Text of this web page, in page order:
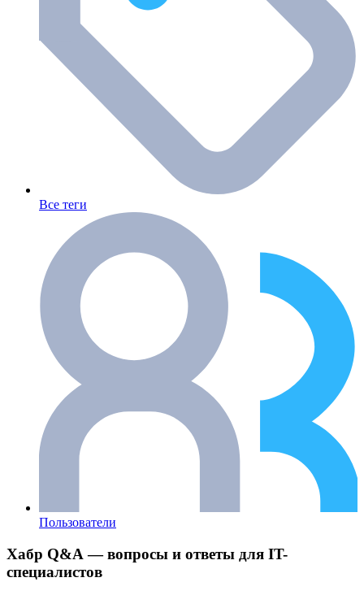
Все теги
Пользователи
Хабр Q&A — вопросы и ответы для IT-
специалистов